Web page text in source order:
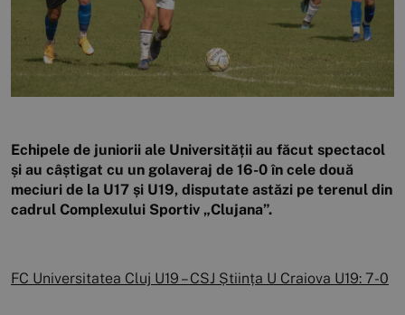
Echipele de juniorii ale Universității au făcut spectacol
și au câștigat cu un golaveraj de 16-0 în cele două
meciuri de la U17 și U19, disputate astăzi pe terenul din
cadrul Complexului Sportiv „Clujana”.
FC Universitatea Cluj U19 – CSJ Știința U Craiova U19: 7-0